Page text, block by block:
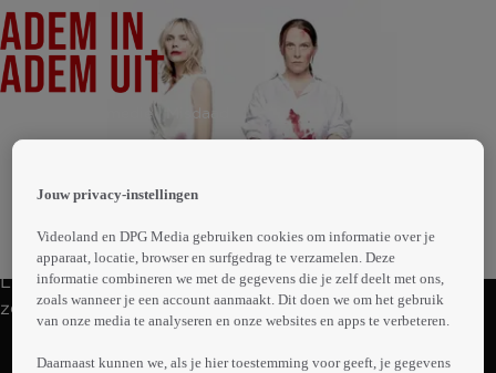
1 seizoen • Komedie | Misdaad
Aflevering 1
44min
Lifecoach Kim verruilt samen met echtgenoot Sven en
zoon Luuk de stad voor het idyllische platteland. Hun
nieuwe buurvrouw, de eigenaardige Jolanda, runt een
biologische slagerij op haar boerderij. De vrouwen lijken
Jouw privacy-instellingen
Videoland en DPG Media gebruiken cookies om informatie over je
apparaat, locatie, browser en surfgedrag te verzamelen. Deze
informatie combineren we met de gegevens die je zelf deelt met ons,
zoals wanneer je een account aanmaakt. Dit doen we om het gebruik
van onze media te analyseren en onze websites en apps te verbeteren.
Daarnaast kunnen we, als je hier toestemming voor geeft, je gegevens